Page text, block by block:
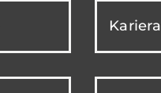
Kariera